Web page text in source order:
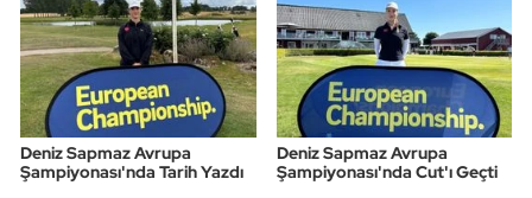
Deniz Sapmaz Avrupa
Şampiyonası'nda Tarih Yazdı
Deniz Sapmaz Avrupa
Şampiyonası'nda Cut'ı Geçti